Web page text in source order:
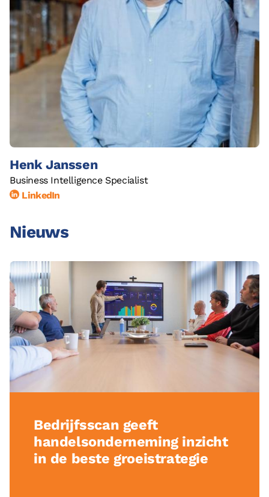
Henk Janssen
Business Intelligence Specialist
LinkedIn
Nieuws
Bedrijfsscan geeft
handelsonderneming inzicht
in de beste groeistrategie